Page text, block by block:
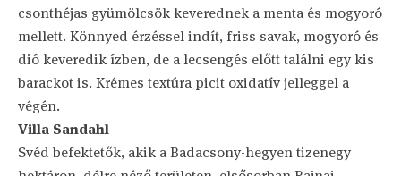
csonthéjas gyümölcsök keverednek a menta és mogyoró
mellett. Könnyed érzéssel indít, friss savak, mogyoró és
dió keveredik ízben, de a lecsengés előtt találni egy kis
barackot is. Krémes textúra picit oxidatív jelleggel a
végén.
Villa Sandahl
Svéd befektetők, akik a Badacsony-hegyen tizenegy